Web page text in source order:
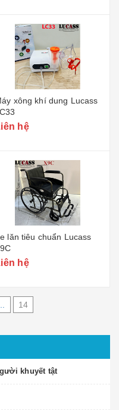
xông khí dung Lucass
hệ
lăn tiêu chuẩn Lucass
hệ
14
khuyết tật